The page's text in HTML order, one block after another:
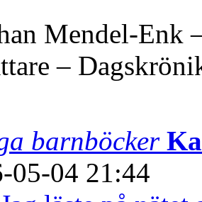
Mendel-Enk
–
barnböcker
05-04 21:44